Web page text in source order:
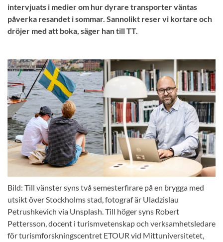
intervjuats i medier om hur dyrare transporter väntas
påverka resandet i sommar. Sannolikt reser vi kortare och
dröjer med att boka, säger han till TT.
Bild: Till vänster syns två semesterfirare på en brygga med
utsikt över Stockholms stad, fotograf är Uladzislau
Petrushkevich via Unsplash. Till höger syns Robert
Pettersson, docent i turismvetenskap och verksamhetsledare
för turismforskningscentret ETOUR vid Mittuniversitetet,